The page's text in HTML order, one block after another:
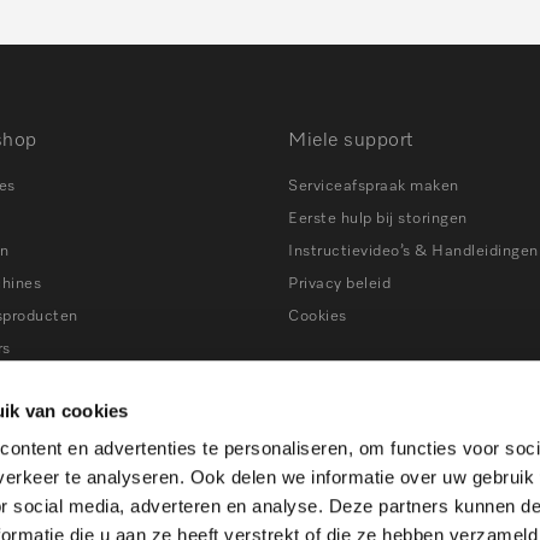
van cookies
en advertenties te personaliseren, om functies voor
te analyseren. Ook delen we informatie over uw gebruik
social media, adverteren en analyse. Deze partners kunnen
die u aan ze heeft verstrekt of die ze hebben
Miele support
Serviceafspraak maken
Eerste hulp bij storingen
Instructievideo’s & Handleidingen
Privacy beleid
Cookies